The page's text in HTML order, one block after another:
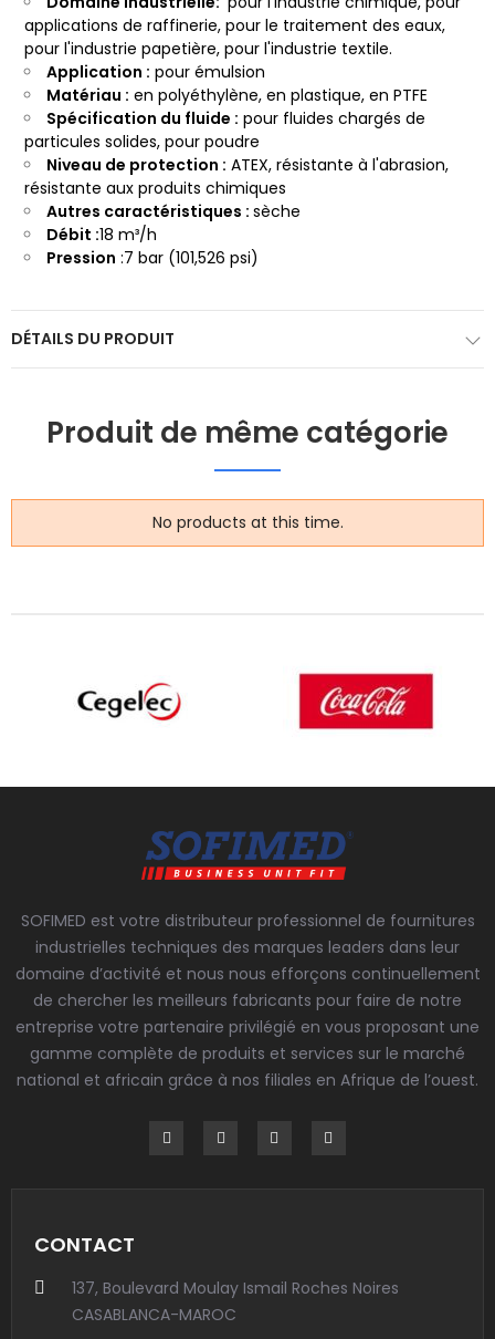
applications de raffinerie, pour le traitement des eaux,
pour l'industrie papetière, pour l'industrie textile.
Application : pour émulsion
Matériau : en polyéthylène, en plastique, en PTFE
Spécification du fluide : pour fluides chargés de
particules solides, pour poudre
Niveau de protection : ATEX, résistante à l'abrasion,
résistante aux produits chimiques
Autres caractéristiques : sèche
Débit :18 m³/h
Pression :7 bar (101,526 psi)
DÉTAILS DU PRODUIT
Produit de même catégorie
No products at this time.
SOFIMED est votre distributeur professionnel de fournitures
industrielles techniques des marques leaders dans leur
domaine d’activité et nous nous efforçons continuellement
de chercher les meilleurs fabricants pour faire de notre
entreprise votre partenaire privilégié en vous proposant une
gamme complète de produits et services sur le marché
national et africain grâce à nos filiales en Afrique de l’ouest.
CONTACT
137, Boulevard Moulay Ismail Roches Noires
CASABLANCA-MAROC